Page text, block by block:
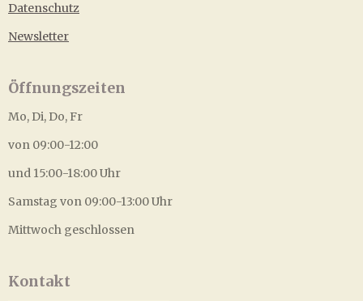
Datenschutz
Newsletter
Öffnungszeiten
Mo, Di, Do, Fr
von 09:00-12:00
und 15:00-18:00 Uhr
Samstag von 09:00-13:00 Uhr
Mittwoch geschlossen
Kontakt